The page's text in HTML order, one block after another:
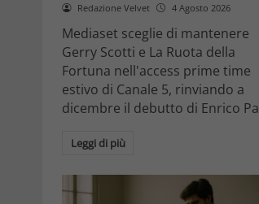
Redazione Velvet 4 Agosto 2026
Mediaset sceglie di mantenere
Gerry Scotti e La Ruota della
Fortuna nell'access prime time
estivo di Canale 5, rinviando a
dicembre il debutto di Enrico Pa
Leggi di più